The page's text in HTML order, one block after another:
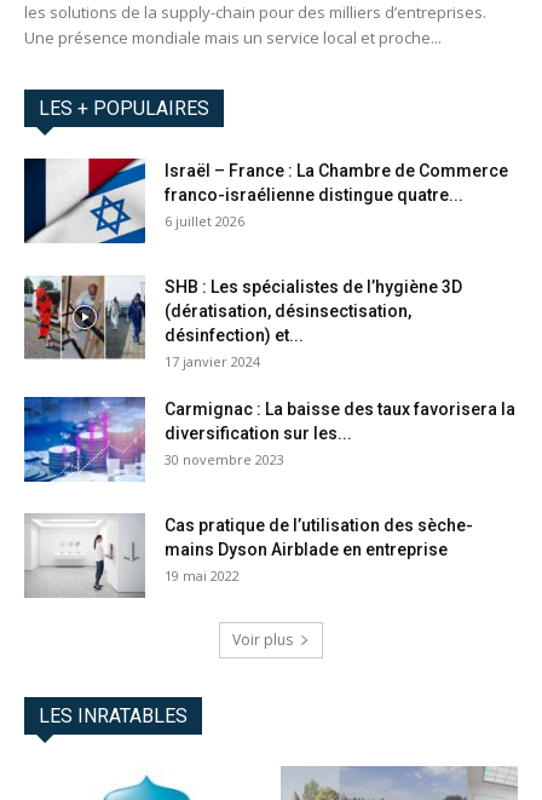
les solutions de la supply-chain pour des milliers d’entreprises.
Une présence mondiale mais un service local et proche...
LES + POPULAIRES
Israël – France : La Chambre de Commerce
franco-israélienne distingue quatre...
6 juillet 2026
SHB : Les spécialistes de l’hygiène 3D
(dératisation, désinsectisation,
désinfection) et...
17 janvier 2024
Carmignac : La baisse des taux favorisera la
diversification sur les...
30 novembre 2023
Cas pratique de l’utilisation des sèche-
mains Dyson Airblade en entreprise
19 mai 2022
Voir plus
LES INRATABLES